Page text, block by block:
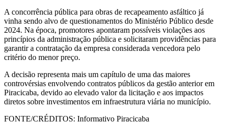
A concorrência pública para obras de recapeamento asfáltico já
vinha sendo alvo de questionamentos do Ministério Público desde
2024. Na época, promotores apontaram possíveis violações aos
princípios da administração pública e solicitaram providências para
garantir a contratação da empresa considerada vencedora pelo
critério do menor preço.
A decisão representa mais um capítulo de uma das maiores
controvérsias envolvendo contratos públicos da gestão anterior em
Piracicaba, devido ao elevado valor da licitação e aos impactos
diretos sobre investimentos em infraestrutura viária no município.
FONTE/CRÉDITOS: Informativo Piracicaba